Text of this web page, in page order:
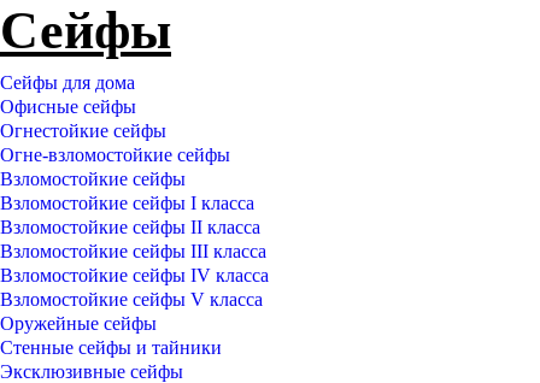
Сейфы
Сейфы для дома
Офисные сейфы
Огнестойкие сейфы
Огне-взломостойкие сейфы
Взломостойкие сейфы
Взломостойкие сейфы I класса
Взломостойкие сейфы II класса
Взломостойкие сейфы III класса
Взломостойкие сейфы IV класса
Взломостойкие сейфы V класса
Оружейные сейфы
Стенные сейфы и тайники
Эксклюзивные сейфы